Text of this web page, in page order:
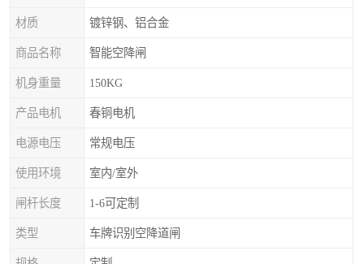
材质 镀锌钢、铝合金
商品名称 智能空降闸
机身重量 150KG
产品电机 春铜电机
电源电压 常规电压
使用环境 室内/室外
闸杆长度 1-6可定制
类型 车牌识别空降道闸